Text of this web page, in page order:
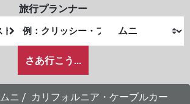
ツ
移
の
切
り
え
旅行プランナー
終
了
が
ど
の
さあ行こう...
ムニ
カリフォルニア・ケーブルカー